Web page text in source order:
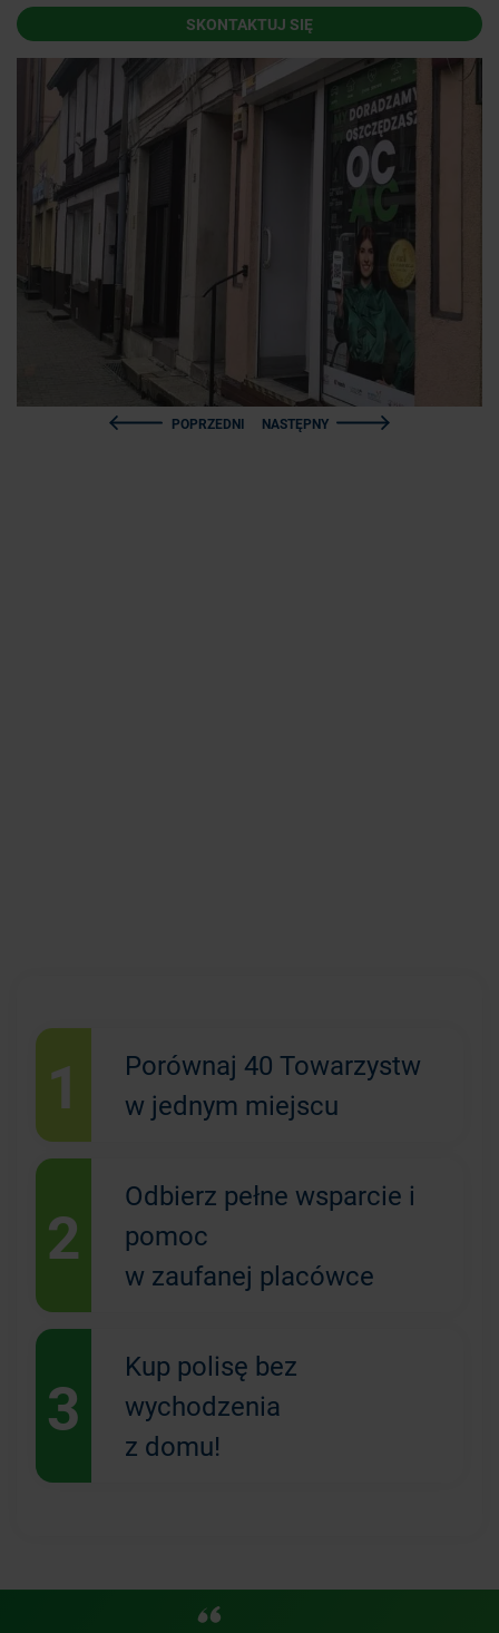
SKONTAKTUJ SIĘ
POPRZEDNI NASTĘPNY
1
Porównaj 40 Towarzystw
w jednym miejscu
2
Odbierz pełne wsparcie i
pomoc
w zaufanej placówce
3
Kup polisę bez
wychodzenia
z domu!